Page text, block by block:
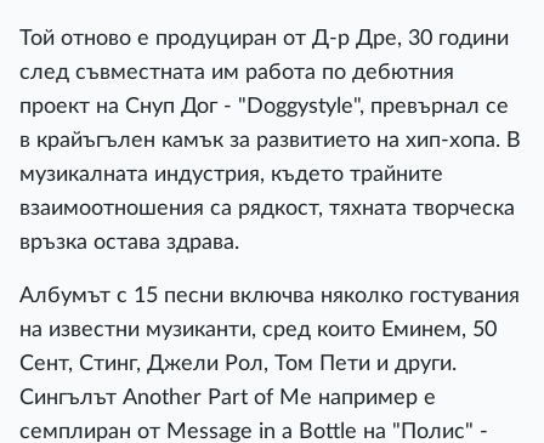
Той отново е продуциран от Д-р Дре, 30 години
след съвместната им работа по дебютния
проект на Снуп Дог - "Doggystyle", превърнал се
в крайъгълен камък за развитието на хип-хопа. В
музикалната индустрия, където трайните
взаимоотношения са рядкост, тяхната творческа
връзка остава здрава.
Албумът с 15 песни включва няколко гостувания
на известни музиканти, сред които Еминем, 50
Сент, Стинг, Джели Рол, Том Пети и други.
Сингълът Another Part of Me например е
семплиран от Message in a Bottle на "Полис" -